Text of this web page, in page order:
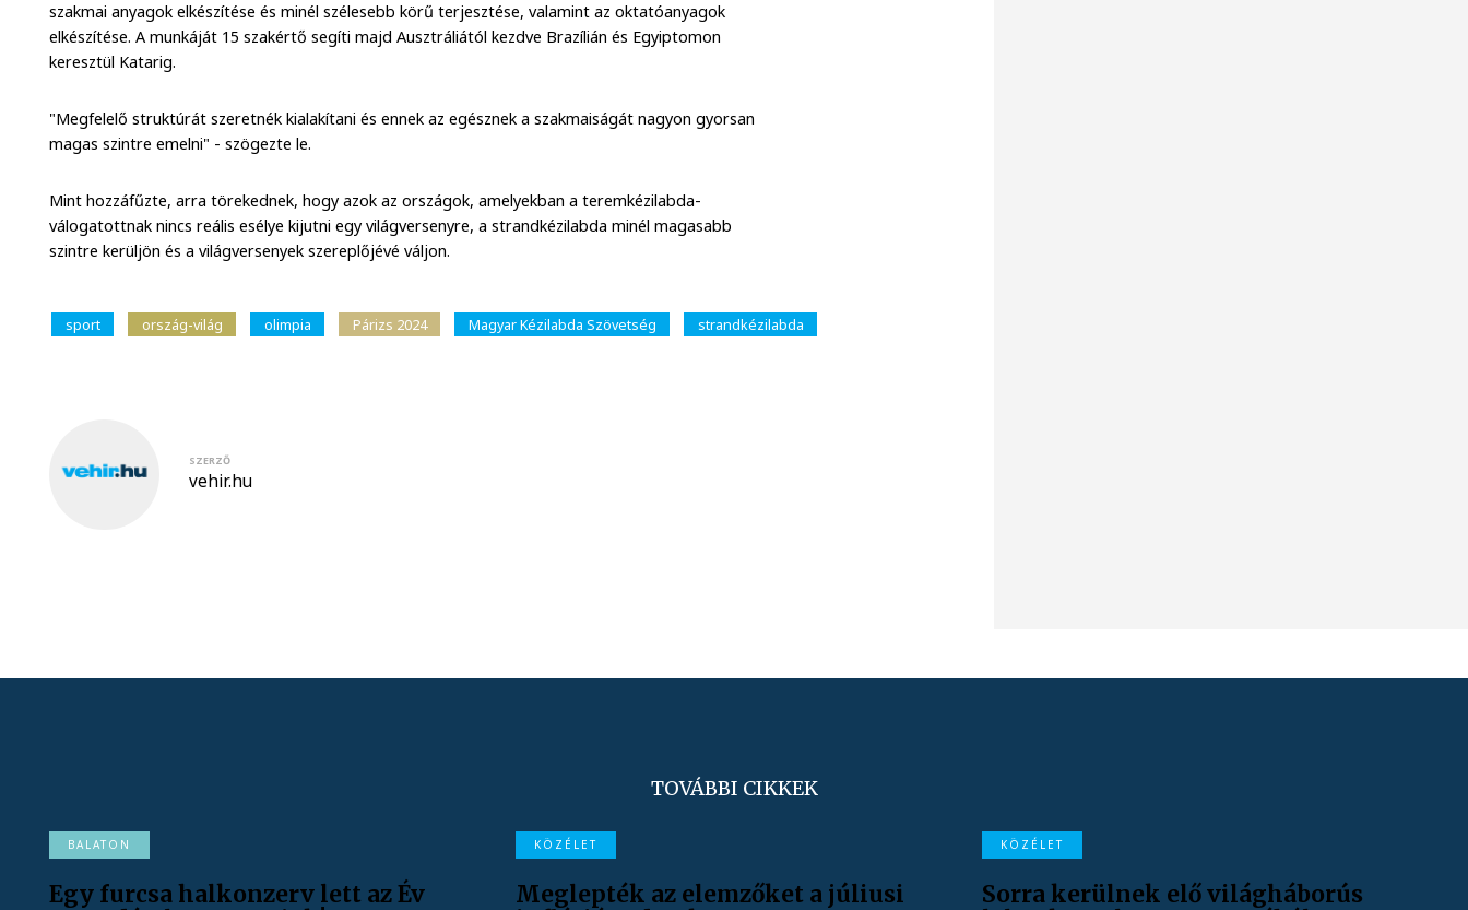
szakmai anyagok elkészítése és minél szélesebb körű terjesztése, valamint az oktatóanyagok
elkészítése. A munkáját 15 szakértő segíti majd Ausztráliától kezdve Brazílián és Egyiptomon
keresztül Katarig.
"Megfelelő struktúrát szeretnék kialakítani és ennek az egésznek a szakmaiságát nagyon gyorsan
magas szintre emelni" - szögezte le.
Mint hozzáfűzte, arra törekednek, hogy azok az országok, amelyekban a teremkézilabda-
válogatottnak nincs reális esélye kijutni egy világversenyre, a strandkézilabda minél magasabb
szintre kerüljön és a világversenyek szereplőjévé váljon.
sport ország-világ olimpia Párizs 2024 Magyar Kézilabda Szövetség strandkézilabda
SZERZŐ
vehir.hu
TOVÁBBI CIKKEK
BALATON
Egy furcsa halkonzerv lett az Év
KÖZÉLET
Meglepték az elemzőket a júliusi
KÖZÉLET
Sorra kerülnek elő világháborús